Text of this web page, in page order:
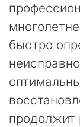
быстро
продолжит